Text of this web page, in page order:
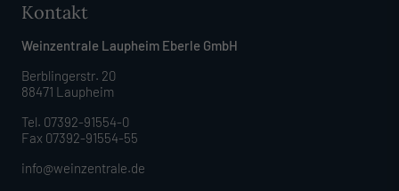
Kontakt
Weinzentrale Laupheim Eberle GmbH
Berblingerstr. 20
88471 Laupheim
Tel. 07392-91554-0
Fax 07392-91554-55
info@weinzentrale.de